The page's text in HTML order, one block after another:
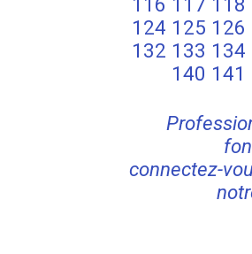
124 125 126
132 133 134
140 141
connectez-